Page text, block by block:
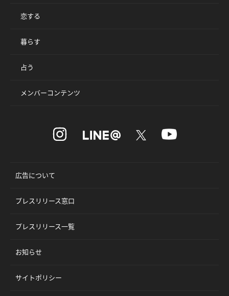
恋する
暮らす
占う
メンバーコンテンツ
広告について
プレスリリース窓口
プレスリリース一覧
お知らせ
サイトポリシー